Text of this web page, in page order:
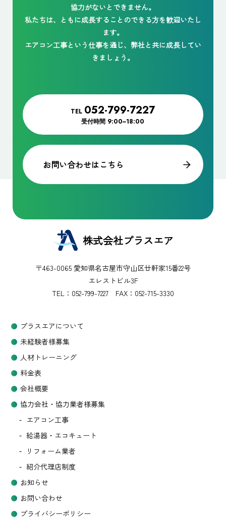
協力がないとできません。
私たちは、ともに成長することのできる方を歓迎いたし
ます。
エアコン工事という仕事を通じ、弊社と共に成長してい
きましょう。
TEL 052-799-7227
受付時間 9:00~18:00
お問い合わせはこちら
株式会社プラスエア
〒463-0065 愛知県名古屋市守山区廿軒家15番22号
エレストビル3F
TEL： 052-799-7227 FAX：052-715-3330
プラスエアについて
未経験者様募集
人材トレーニング
料金表
会社概要
協力会社・協力業者様募集
エアコン工事
給湯器・エコキュート
リフォーム業者
紹介代理店制度
お知らせ
お問い合わせ
プライバシーポリシー